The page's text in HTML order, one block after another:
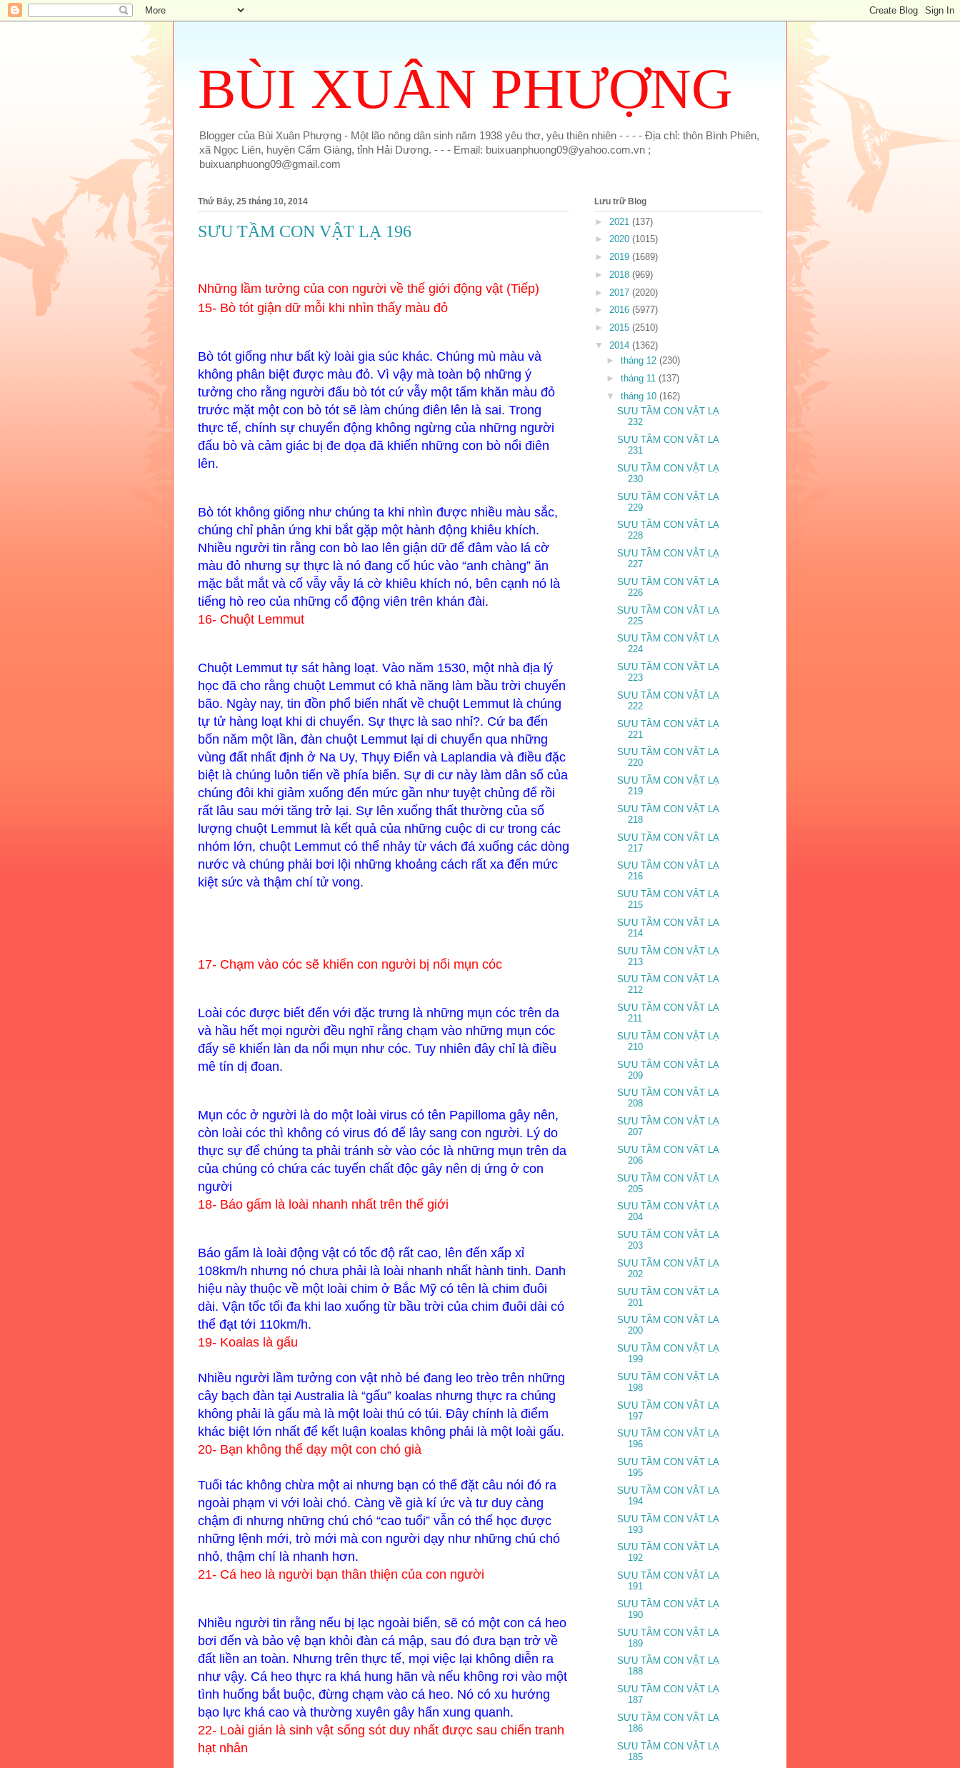
BÙI XUÂN PHƯỢNG
Blogger của Bùi Xuân Phượng - Một lão nông dân sinh năm 1938 yêu thơ, yêu thiên nhiên - - - - Địa chỉ: thôn Bình Phiên,
xã Ngọc Liên, huyện Cẩm Giàng, tỉnh Hải Dương. - - - Email: buixuanphuong09@yahoo.com.vn ;
buixuanphuong09@gmail.com
Thứ Bảy, 25 tháng 10, 2014
SƯU TẦM CON VẬT LẠ 196
Những lầm tưởng của con người về thế giới động vật (Tiếp)
15- Bò tót giận dữ mỗi khi nhìn thấy màu đỏ
Bò tót giống như bất kỳ loài gia súc khác. Chúng mù màu và
không phân biệt được màu đỏ. Vì vậy mà toàn bộ những ý
tưởng cho rằng người đấu bò tót cứ vẫy một tấm khăn màu đỏ
trước mặt một con bò tót sẽ làm chúng điên lên là sai. Trong
thực tế, chính sự chuyển động không ngừng của những người
đấu bò và cảm giác bị đe dọa đã khiến những con bò nổi điên
lên.
Bò tót không giống như chúng ta khi nhìn được nhiều màu sắc,
chúng chỉ phản ứng khi bắt gặp một hành động khiêu khích.
Nhiều người tin rằng con bò lao lên giận dữ để đâm vào lá cờ
màu đỏ nhưng sự thực là nó đang cố húc vào “anh chàng” ăn
mặc bắt mắt và cố vẫy vẫy lá cờ khiêu khích nó, bên cạnh nó là
tiếng hò reo của những cổ động viên trên khán đài.
16- Chuột Lemmut
Chuột Lemmut tự sát hàng loạt. Vào năm 1530, một nhà địa lý
học đã cho rằng chuột Lemmut có khả năng làm bầu trời chuyển
bão. Ngày nay, tin đồn phổ biến nhất về chuột Lemmut là chúng
tự tử hàng loạt khi di chuyển. Sự thực là sao nhỉ?. Cứ ba đến
bốn năm một lần, đàn chuột Lemmut lại di chuyển qua những
vùng đất nhất định ở Na Uy, Thụy Điển và Laplandia và điều đặc
biệt là chúng luôn tiến về phía biển. Sự di cư này làm dân số của
chúng đôi khi giảm xuống đến mức gần như tuyệt chủng để rồi
rất lâu sau mới tăng trở lại. Sự lên xuống thất thường của số
lượng chuột Lemmut là kết quả của những cuộc di cư trong các
nhóm lớn, chuột Lemmut có thể nhảy từ vách đá xuống các dòng
nước và chúng phải bơi lội những khoảng cách rất xa đến mức
kiệt sức và thậm chí tử vong.
17- Chạm vào cóc sẽ khiến con người bị nổi mụn cóc
Loài cóc được biết đến với đặc trưng là những mụn cóc trên da
và hầu hết mọi người đều nghĩ rằng chạm vào những mụn cóc
đấy sẽ khiến làn da nổi mụn như cóc. Tuy nhiên đây chỉ là điều
mê tín dị đoan.
Mụn cóc ở người là do một loài virus có tên Papilloma gây nên,
còn loài cóc thì không có virus đó để lây sang con người. Lý do
thực sự để chúng ta phải tránh sờ vào cóc là những mụn trên da
của chúng có chứa các tuyến chất độc gây nên dị ứng ở con
người
18- Báo gấm là loài nhanh nhất trên thế giới
Báo gấm là loài động vật có tốc độ rất cao, lên đến xấp xỉ
108km/h nhưng nó chưa phải là loài nhanh nhất hành tinh. Danh
hiệu này thuộc về một loài chim ở Bắc Mỹ có tên là chim đuôi
dài. Vận tốc tối đa khi lao xuống từ bầu trời của chim đuôi dài có
thể đạt tới 110km/h.
19- Koalas là gấu
Nhiều người lầm tưởng con vật nhỏ bé đang leo trèo trên những
cây bạch đàn tại Australia là “gấu” koalas nhưng thực ra chúng
không phải là gấu mà là một loài thú có túi. Đây chính là điểm
khác biệt lớn nhất để kết luận koalas không phải là một loài gấu.
20- Bạn không thể dạy một con chó già
Tuổi tác không chừa một ai nhưng bạn có thể đặt câu nói đó ra
ngoài phạm vi với loài chó. Càng về già kí ức và tư duy càng
chậm đi nhưng những chú chó “cao tuổi” vẫn có thể học được
những lệnh mới, trò mới mà con người dạy như những chú chó
nhỏ, thậm chí là nhanh hơn.
21- Cá heo là người bạn thân thiện của con người
Nhiều người tin rằng nếu bị lạc ngoài biển, sẽ có một con cá heo
bơi đến và bảo vệ bạn khỏi đàn cá mập, sau đó đưa bạn trở về
đất liền an toàn. Nhưng trên thực tế, mọi việc lại không diễn ra
như vậy. Cá heo thực ra khá hung hãn và nếu không rơi vào một
tình huống bắt buộc, đừng chạm vào cá heo. Nó có xu hướng
bạo lực khá cao và thường xuyên gây hấn xung quanh.
22- Loài gián là sinh vật sống sót duy nhất được sau chiến tranh
hạt nhân
Lưu trữ Blog
► 2021 (137)
► 2020 (1015)
► 2019 (1689)
► 2018 (969)
► 2017 (2020)
► 2016 (5977)
► 2015 (2510)
▼ 2014 (1362)
► tháng 12 (230)
► tháng 11 (137)
▼ tháng 10 (162)
SƯU TẦM CON VẬT LẠ
232
SƯU TẦM CON VẬT LẠ
231
SƯU TẦM CON VẬT LẠ
230
SƯU TẦM CON VẬT LẠ
229
SƯU TẦM CON VẬT LẠ
228
SƯU TẦM CON VẬT LẠ
227
SƯU TẦM CON VẬT LẠ
226
SƯU TẦM CON VẬT LẠ
225
SƯU TẦM CON VẬT LẠ
224
SƯU TẦM CON VẬT LẠ
223
SƯU TẦM CON VẬT LẠ
222
SƯU TẦM CON VẬT LẠ
221
SƯU TẦM CON VẬT LẠ
220
SƯU TẦM CON VẬT LẠ
219
SƯU TẦM CON VẬT LẠ
218
SƯU TẦM CON VẬT LẠ
217
SƯU TẦM CON VẬT LẠ
216
SƯU TẦM CON VẬT LẠ
215
SƯU TẦM CON VẬT LẠ
214
SƯU TẦM CON VẬT LẠ
213
SƯU TẦM CON VẬT LẠ
212
SƯU TẦM CON VẬT LẠ
211
SƯU TẦM CON VẬT LẠ
210
SƯU TẦM CON VẬT LẠ
209
SƯU TẦM CON VẬT LẠ
208
SƯU TẦM CON VẬT LẠ
207
SƯU TẦM CON VẬT LẠ
206
SƯU TẦM CON VẬT LẠ
205
SƯU TẦM CON VẬT LẠ
204
SƯU TẦM CON VẬT LẠ
203
SƯU TẦM CON VẬT LẠ
202
SƯU TẦM CON VẬT LẠ
201
SƯU TẦM CON VẬT LẠ
200
SƯU TẦM CON VẬT LẠ
199
SƯU TẦM CON VẬT LẠ
198
SƯU TẦM CON VẬT LẠ
197
SƯU TẦM CON VẬT LẠ
196
SƯU TẦM CON VẬT LẠ
195
SƯU TẦM CON VẬT LẠ
194
SƯU TẦM CON VẬT LẠ
193
SƯU TẦM CON VẬT LẠ
192
SƯU TẦM CON VẬT LẠ
191
SƯU TẦM CON VẬT LẠ
190
SƯU TẦM CON VẬT LẠ
189
SƯU TẦM CON VẬT LẠ
188
SƯU TẦM CON VẬT LẠ
187
SƯU TẦM CON VẬT LẠ
186
SƯU TẦM CON VẬT LẠ
185